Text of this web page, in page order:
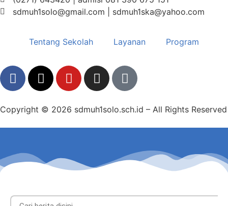
sdmuh1solo@gmail.com | sdmuh1ska@yahoo.com
Tentang Sekolah Layanan Program
Copyright © 2026 sdmuh1solo.sch.id – All Rights Reserved